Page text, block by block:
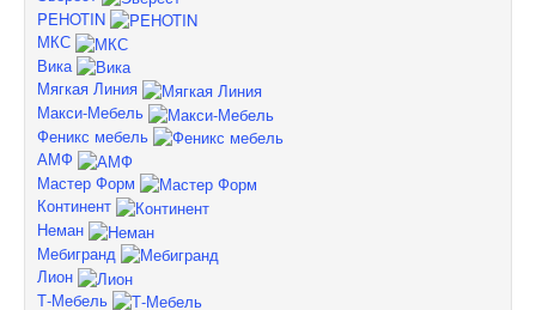
PEHOTIN
МКС
Вика
Мягкая Линия
Макси-Мебель
Феникс мебель
АМФ
Мастер Форм
Континент
Неман
Мебигранд
Лион
Т-Мебель